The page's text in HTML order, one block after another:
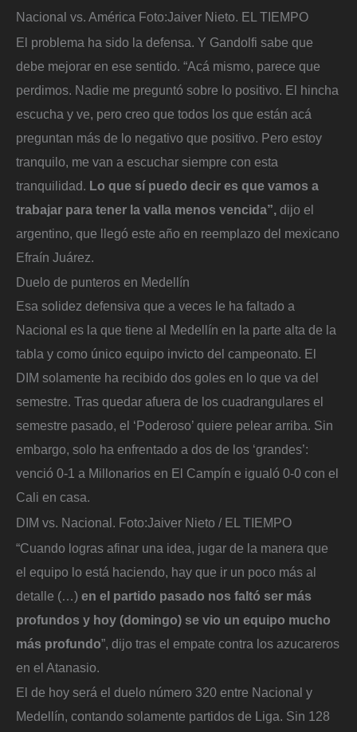
Nacional vs. América Foto:Jaiver Nieto. EL TIEMPO
El problema ha sido la defensa. Y Gandolfi sabe que
debe mejorar en ese sentido. “Acá mismo, parece que
perdimos. Nadie me preguntó sobre lo positivo. El hincha
escucha y ve, pero creo que todos los que están acá
preguntan más de lo negativo que positivo. Pero estoy
tranquilo, me van a escuchar siempre con esta
tranquilidad. Lo que sí puedo decir es que vamos a
trabajar para tener la valla menos vencida”, dijo el
argentino, que llegó este año en reemplazo del mexicano
Efraín Juárez.
Duelo de punteros en Medellín
Esa solidez defensiva que a veces le ha faltado a
Nacional es la que tiene al Medellín en la parte alta de la
tabla y como único equipo invicto del campeonato. El
DIM solamente ha recibido dos goles en lo que va del
semestre. Tras quedar afuera de los cuadrangulares el
semestre pasado, el ‘Poderoso’ quiere pelear arriba. Sin
embargo, solo ha enfrentado a dos de los ‘grandes’:
venció 0-1 a Millonarios en El Campín e igualó 0-0 con el
Cali en casa.
DIM vs. Nacional. Foto:Jaiver Nieto / EL TIEMPO
“Cuando logras afinar una idea, jugar de la manera que
el equipo lo está haciendo, hay que ir un poco más al
detalle (…) en el partido pasado nos faltó ser más
profundos y hoy (domingo) se vio un equipo mucho
más profundo”, dijo tras el empate contra los azucareros
en el Atanasio.
El de hoy será el duelo número 320 entre Nacional y
Medellín, contando solamente partidos de Liga. Sin 128